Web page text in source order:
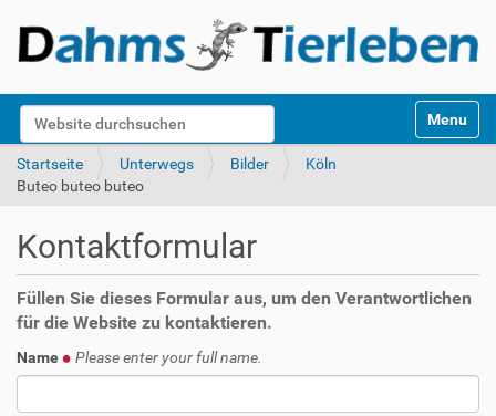
Website durchsuchen
k
Toggle
Startseite Unterwegs Bilder
Köln
Buteo buteo buteo
Kontaktformular
Füllen Sie dieses Formular aus, um den Verantwortlichen
für die Website zu kontaktieren.
Name Please enter your full name.